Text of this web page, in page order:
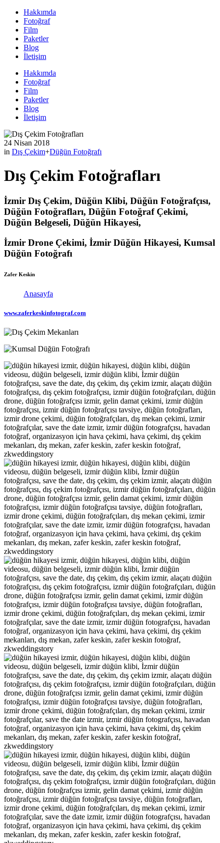
Hakkımda
Fotoğraf
Film
Paketler
Blog
İletişim
Hakkımda
Fotoğraf
Film
Paketler
Blog
İletişim
24 Nisan 2018
in Dış Çekim+Düğün Fotoğrafı
Dış Çekim Fotoğrafları
İzmir Dış Çekim, Düğün Klibi, Düğün Fotoğrafçısı,
Düğün Fotoğrafları, Düğün Fotoğraf Çekimi,
Düğün Belgeseli, Düğün Hikayesi,
İzmir Drone Çekimi, İzmir Düğün Hikayesi, Kumsal
Düğün Fotoğrafı
Zafer Keskin
Anasayfa
www.zaferkeskinfotograf.com